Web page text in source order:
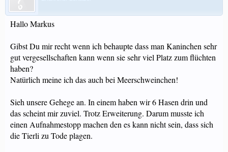
Hallo Markus
Gibst Du mir recht wenn ich behaupte dass man Kaninchen sehr
gut vergesellschaften kann wenn sie sehr viel Platz zum flüchten
haben?
Natürlich meine ich das auch bei Meerschweinchen!
Sieh unsere Gehege an. In einem haben wir 6 Hasen drin und
das scheint mir zuviel. Trotz Erweiterung. Darum musste ich
einen Aufnahmestopp machen den es kann nicht sein, dass sich
die Tierli zu Tode plagen.